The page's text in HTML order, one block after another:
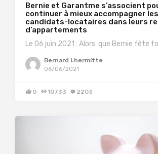
Bernie et Garantme s’associent
continuer à mieux accompagner les
candidats-locataires dans leurs
d’appartements
Le 06 juin 2021 : Alors que Bernie fête
Bernard Lhermitte
06/06/2021
0 10733 2203